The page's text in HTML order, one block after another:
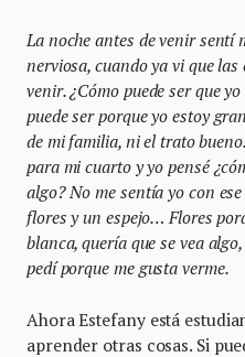
La noche antes de venir sentí
nerviosa, cuando ya vi que
venir. ¿Cómo puede ser que
puede ser porque yo estoy
de mi familia, ni el trato
para mi cuarto y yo pensé
algo? No me sentía yo con
flores y un espejo… Flores
blanca, quería que se vea
pedí porque me gusta verme.
Ahora Estefany está
aprender otras cosas. Si